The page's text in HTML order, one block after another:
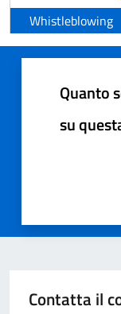
Whistleblowing
Quanto
su
Contatta il